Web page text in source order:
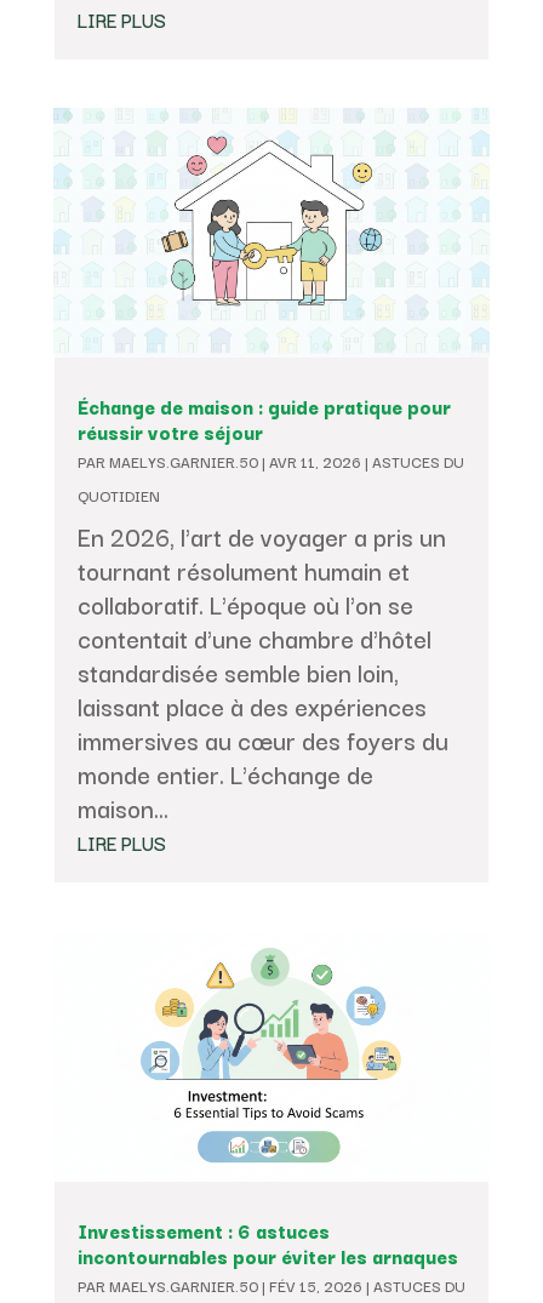
LIRE PLUS
Échange de maison : guide pratique pour
réussir votre séjour
PAR MAELYS.GARNIER.50| AVR 11, 2026 | ASTUCES DU
QUOTIDIEN
En 2026, l'art de voyager a pris un
tournant résolument humain et
collaboratif. L'époque où l'on se
contentait d'une chambre d'hôtel
standardisée semble bien loin,
laissant place à des expériences
immersives au cœur des foyers du
monde entier. L'échange de
maison...
LIRE PLUS
Investissement : 6 astuces
incontournables pour éviter les arnaques
PAR MAELYS.GARNIER.50| FÉV 15, 2026 | ASTUCES DU